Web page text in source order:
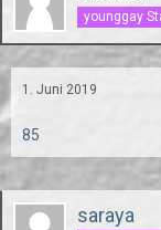
younggay
1. Juni 2019
85
saraya